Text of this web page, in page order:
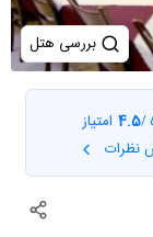
بررسی هتل
4.5 امتیاز
نظرات